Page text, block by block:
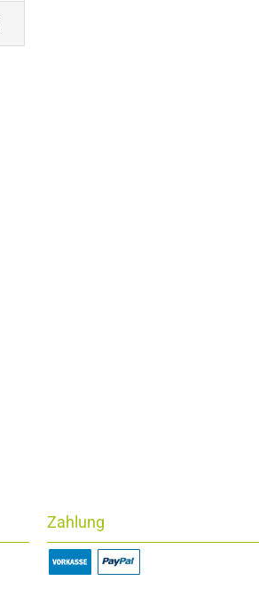
Zahlung